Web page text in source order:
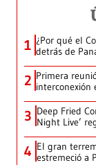
1 ¿Por qué el
detrás de
2 Primera
interconexión
3 Deep Fried
Night Live’
4 El gran
estremeció a